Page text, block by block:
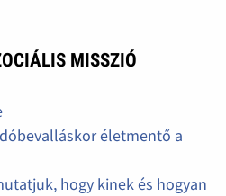
MISSZIÓ
életmentő a
hogy kinek és hogyan